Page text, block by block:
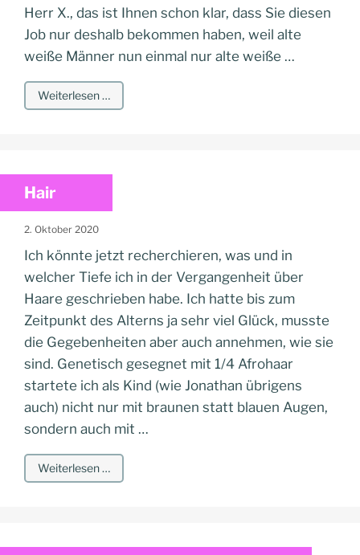
Herr X., das ist Ihnen schon klar, dass Sie diesen
Job nur deshalb bekommen haben, weil alte
weiße Männer nun einmal nur alte weiße …
Weiterlesen …
Hair
2. Oktober 2020
Ich könnte jetzt recherchieren, was und in
welcher Tiefe ich in der Vergangenheit über
Haare geschrieben habe. Ich hatte bis zum
Zeitpunkt des Alterns ja sehr viel Glück, musste
die Gegebenheiten aber auch annehmen, wie sie
sind. Genetisch gesegnet mit 1/4 Afrohaar
startete ich als Kind (wie Jonathan übrigens
auch) nicht nur mit braunen statt blauen Augen,
sondern auch mit …
Weiterlesen …